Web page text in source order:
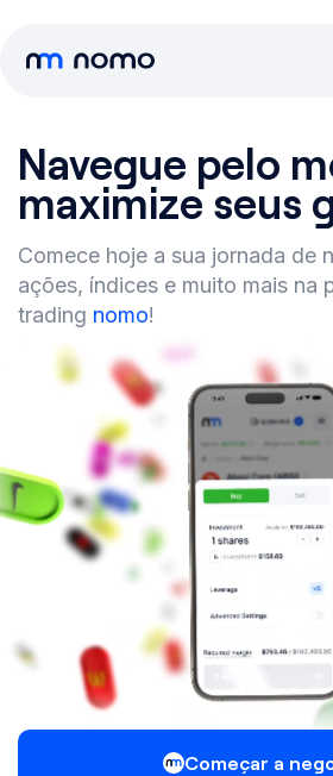
Navegue pelo
maximize seus
Comece hoje a sua jornada de
ações, índices e muito mais na
trading nomo!
Começar a